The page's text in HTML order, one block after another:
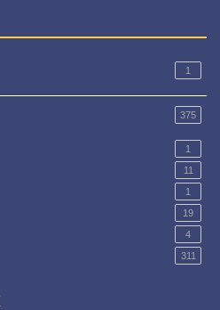
1
375
1
11
1
19
4
311